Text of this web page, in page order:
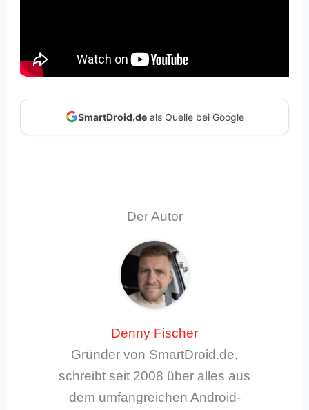
SmartDroid.deals Quelle bei Google
Der Autor
Denny Fischer
Gründer von SmartDroid.de,
schreibt seit 2008 über alles aus
dem umfangreichen Android-